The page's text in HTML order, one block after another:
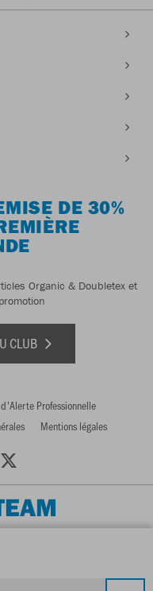
DE 30%
Organic & Doubletex et
CLUB
Professionnelle
Mentions légales